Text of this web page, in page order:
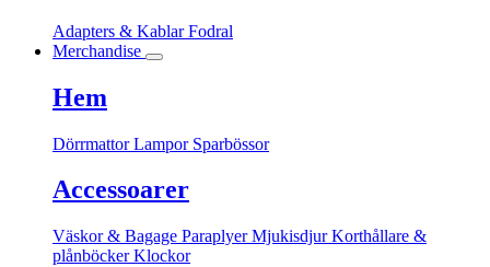
Adapters & KablarFodral
Merchandise
Hem
DörrmattorLampor Sparbössor
Accessoarer
Väskor & Bagage ParaplyerMjukisdjurKorthållare &
plånböckerKlockor